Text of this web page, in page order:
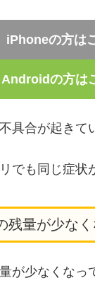
iPhoneの方は
Androidの方は
具合が起きて
でも同じ症状
残量が少な
が少なくなっ